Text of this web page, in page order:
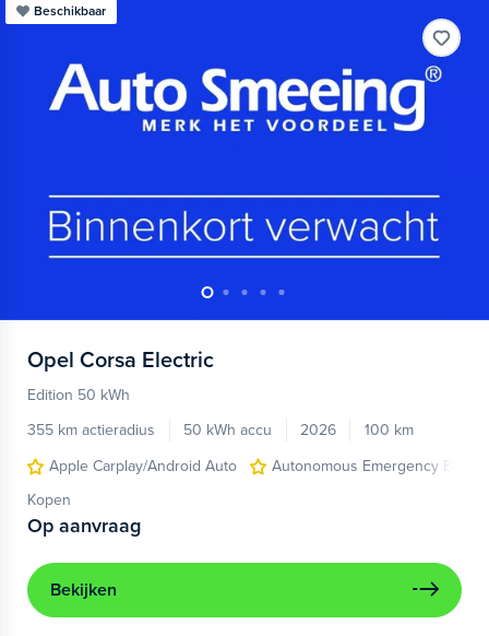
Beschikbaar
Opel Corsa Electric
Edition 50 kWh
355 km actieradius
50 kWh accu 2026
100 km
Apple Carplay/Android Auto
Autonomous Emergency
Kopen
Op aanvraag
Bekijken